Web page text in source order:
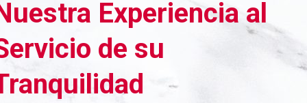
Experiencia al
de su